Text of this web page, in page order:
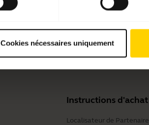
Cookies nécessaires uniquement
Instructions d'achat
Localisateur de Partenaire